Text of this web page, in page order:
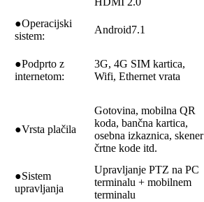
●Operacijski
sistem:
Android7.1
●Podprto z
internetom:
3G, 4G SIM kartica,
Wifi, Ethernet vrata
●Vrsta plačila
Gotovina, mobilna QR
koda, bančna kartica,
osebna izkaznica, skener
črtne kode itd.
●Sistem
upravljanja
Upravljanje PTZ na PC
terminalu + mobilnem
terminalu